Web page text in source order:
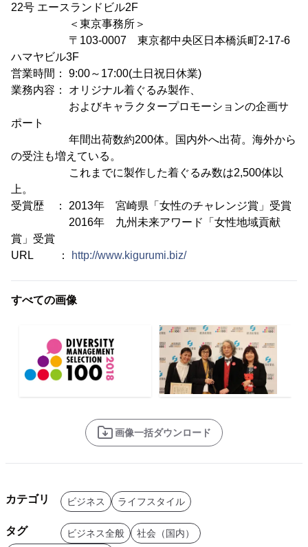
22号 エースランドビル2F
＜東京事務所＞
〒103-0007 東京都中央区日本橋浜町2-17-6
ハマヤビル3F
営業時間： 9:00～17:00(土日祝日休業)
業務内容： オリジナル着ぐるみ製作、
およびキャラクタープロモーションの企画サ
ポート
年間出荷数約200体。国内外へ出荷。海外から
の受注も増えている。
これまでに製作した着ぐるみ数は2,500体以
上。
受賞歴 ： 2013年 宮崎県「女性のチャレンジ賞」受賞
2016年 九州未来アワード「女性地域貢献
賞」受賞
URL ：
http://www.kigurumi.biz/
すべての画像
画像一括ダウンロード
カテゴリ ビジネス ライフスタイル
タグ ビジネス全般
社会（国内）